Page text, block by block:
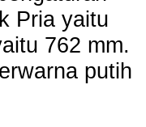
Pria yaitu
762 mm.
putih